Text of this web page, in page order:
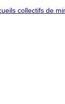
collectifs de